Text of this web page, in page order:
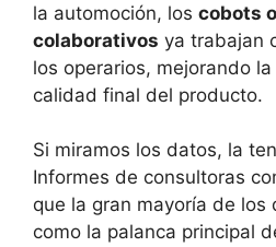
la automoción, los cobots
colaborativos ya trabajan
los operarios, mejorando
calidad final del producto.
Si miramos los datos, la
Informes de consultoras
que la gran mayoría de los
como la palanca principal